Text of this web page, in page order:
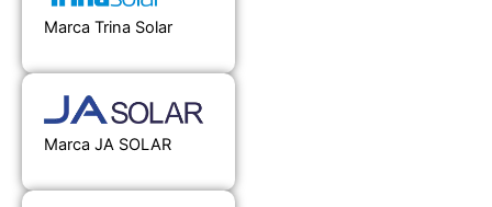
Marca Trina Solar
Marca JA SOLAR